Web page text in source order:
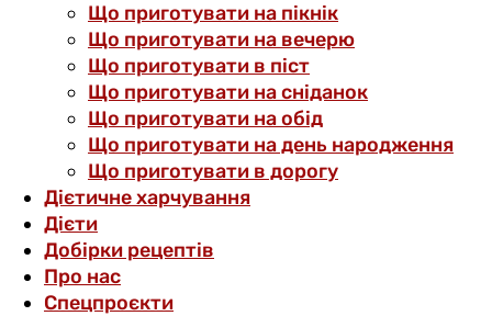
Що приготувати на пікнік
Що приготувати на вечерю
Що приготувати в піст
Що приготувати на сніданок
Що приготувати на обід
Що приготувати на день народження
Що приготувати в дорогу
Дієтичне харчування
Дієти
Добірки рецептів
Про нас
Спецпроєкти